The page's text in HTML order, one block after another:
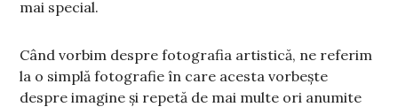
mai special.
Când vorbim despre fotografia artistică, ne referim
la o simplă fotografie în care acesta vorbește
despre imagine și repetă de mai multe ori anumite